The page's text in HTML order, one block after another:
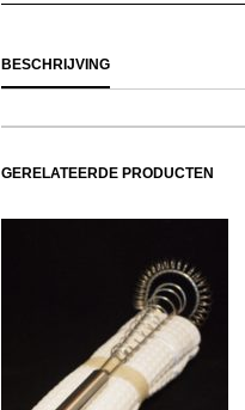
BESCHRIJVING
GERELATEERDE PRODUCTEN